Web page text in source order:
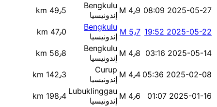
2025-05-27 08:09 M 4٫9 Bengkulu
إندونيسيا
49٫5 km
2025-05-22 19:52 M 5٫7 Bengkulu
إندونيسيا
47٫0 km
2025-05-14 03:16 M 4٫8 Bengkulu
إندونيسيا
56٫8 km
2025-02-08 05:36 M 4٫4 Curup
إندونيسيا
142٫3 km
2025-01-16 01:07 M 4٫6 Lubuklinggau
إندونيسيا
198٫4 km